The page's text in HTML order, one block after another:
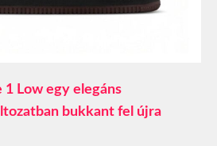
1 Low egy elegáns
bukkant fel újra